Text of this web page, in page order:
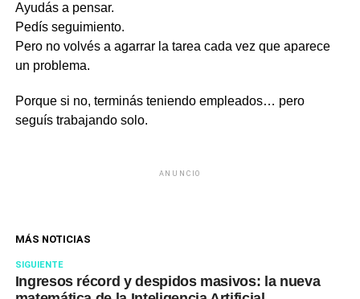
Ayudás a pensar.
Pedís seguimiento.
Pero no volvés a agarrar la tarea cada vez que aparece
un problema.
Porque si no, terminás teniendo empleados… pero
seguís trabajando solo.
ANUNCIO
MÁS NOTICIAS
SIGUIENTE
Ingresos récord y despidos masivos: la nueva